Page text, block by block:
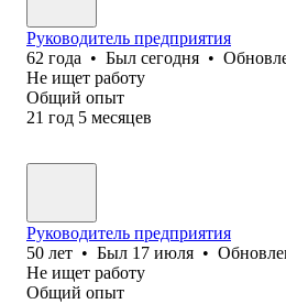
Руководитель предприятия
62 года • Был сегодня •
Не ищет работу
Общий опыт
21 год 5 месяцев
Руководитель предприятия
50 лет • Был 17 июля •
Не ищет работу
Общий опыт